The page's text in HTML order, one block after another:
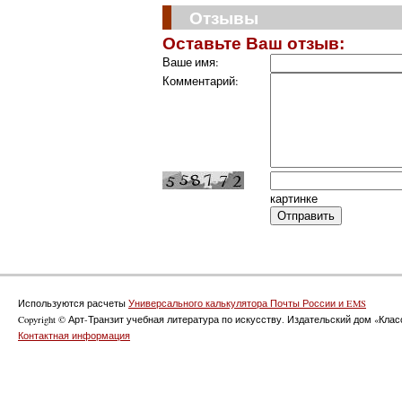
Отзывы
Оставьте Ваш отзыв:
Ваше имя:
Комментарий:
картинке
Используются расчеты Универсального калькулятора Почты России и EMS
Copyright © Арт-Транзит учебная литература по искусству. Издательский дом
Контактная информация